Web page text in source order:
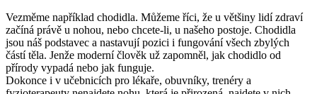
Vezměme například chodidla. Můžeme říci, že u většiny lidí zdraví
začíná právě u nohou, nebo chcete-li, u našeho postoje. Chodidla
jsou náš podstavec a nastavují pozici i fungování všech zbylých
částí těla. Jenže moderní člověk už zapomněl, jak chodidlo od
přírody vypadá nebo jak funguje.
Dokonce i v učebnicích pro lékaře, obuvníky, trenéry a